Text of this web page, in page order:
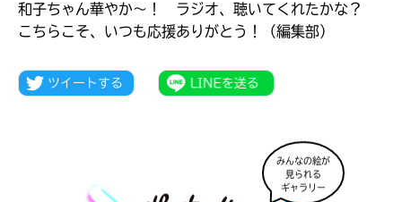
大人気
シリーズに
和子ちゃん華やか～！ ラジオ、聴いてくれたかな？
こちらこそ、いつも応援ありがとう！（編集部）
みんなの絵が
見られる
ギャラリー